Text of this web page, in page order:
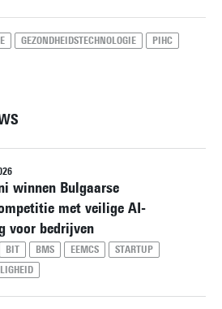
GEZONDHEIDSTECHNOLOGIE
PIHC
winnen Bulgaarse
met veilige AI-
voor bedrijven
BIT BMS EEMCS
STARTUP